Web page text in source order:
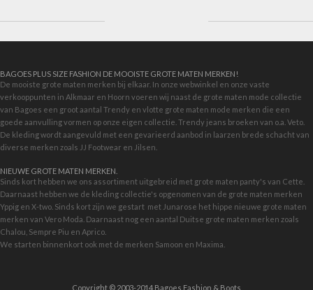
BAGOES PLUS SIZE FASHION DE MOOISTE GROTE MATEN MERKEN!
De mooiste grote maten merken bij elkaar. In onze webwinkel en onze vaste
verkooppunten in Alkmaar en Hoorn voeren wij naast de grote maten mode collectie
van Bagoes een groot aantal Trendy en vlotte grote maten mode merken die een
goede aanvulling vormen op onze eigen collectie. Trendy jeans broeken van o.a. Veto.
De kleding wordt aangevuld met een gevarieerd aanbod in laarzen brede schachtvan
diverse merken zoals JJ Footwear en Jilsen.
NIEUWE GROTE MATEN MERKEN.
Sinds kort hebben we ons assortiment uitgebreid met grote maten panty's van Cette.
Daarnaast hebben we de kleding collectie's opgenomen van de grote maten merken
Yppig en X-two. Sinds kort zijn we gestart met Junarose het hippe nieuwe grote maten
merken van Vero Moda. Daarnaast nog een aantal Duitse grote maten merken zoals
Chalou, Sempre Piu en Aprico.
We starten binnenkort ook met de merken Samoon en Maxima.
Copyright © 2003-2014 Bagoes Fashion & Boots